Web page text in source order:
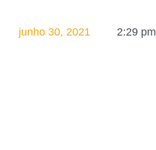
junho 30, 2021 2:29 pm